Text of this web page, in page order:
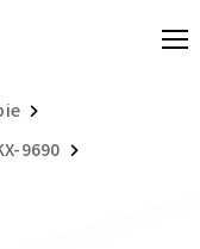
9690